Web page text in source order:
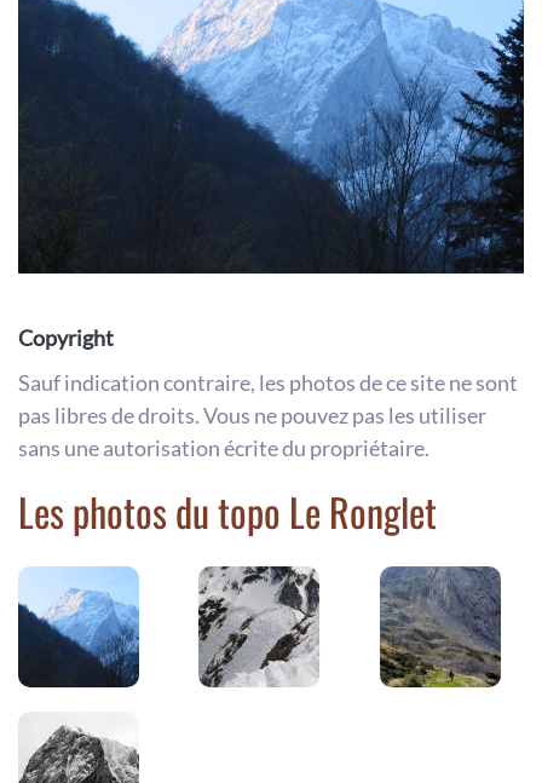
Copyright
Sauf indication contraire, les photos de ce site ne sont
pas libres de droits. Vous ne pouvez pas les utiliser
sans une autorisation écrite du propriétaire.
Les photos du topo Le Ronglet